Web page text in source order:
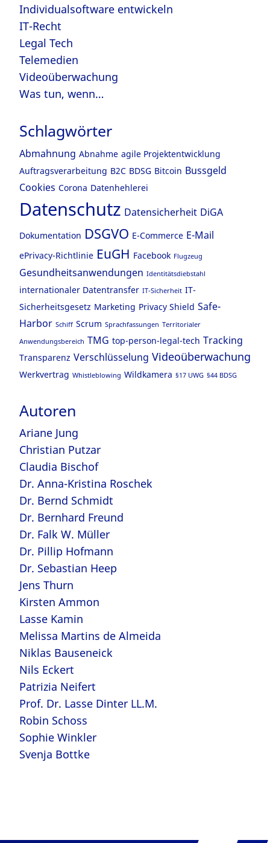
Individualsoftware entwickeln
IT-Recht
Legal Tech
Telemedien
Videoüberwachung
Was tun, wenn…
Schlagwörter
Abmahnung Abnahme agile Projektentwicklung
Auftragsverarbeitung B2C BDSG Bitcoin Bussgeld
Cookies Corona Datenhehlerei
Datenschutz Datensicherheit DiGA
Dokumentation DSGVO E-Commerce E-Mail
ePrivacy-Richtlinie EuGH Facebook Flugzeug
Gesundheitsanwendungen Identitätsdiebstahl
internationaler Datentransfer IT-Sicherheit IT-
Sicherheitsgesetz Marketing Privacy Shield Safe-
Harbor Schiff Scrum Sprachfassungen Territorialer
Anwendungsbereich TMG top-person-legal-tech Tracking
Transparenz Verschlüsselung Videoüberwachung
Werkvertrag Whistleblowing Wildkamera §17 UWG §44 BDSG
Autoren
Ariane Jung
Christian Putzar
Claudia Bischof
Dr. Anna-Kristina Roschek
Dr. Bernd Schmidt
Dr. Bernhard Freund
Dr. Falk W. Müller
Dr. Pillip Hofmann
Dr. Sebastian Heep
Jens Thurn
Kirsten Ammon
Lasse Kamin
Melissa Martins de Almeida
Niklas Bauseneick
Nils Eckert
Patrizia Neifert
Prof. Dr. Lasse Dinter LL.M.
Robin Schoss
Sophie Winkler
Svenja Bottke